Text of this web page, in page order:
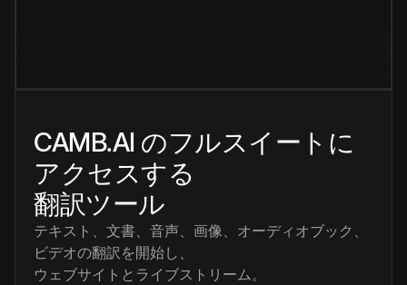
CAMB.AI のフルスイートに
アクセスする
翻訳ツール
テキスト、文書、音声、画像、オーディオブック、
ビデオの翻訳を開始し、
ウェブサイトとライブストリーム。